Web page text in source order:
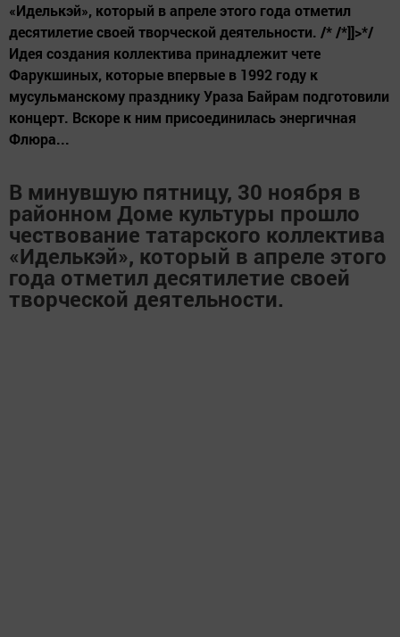
«Иделькэй», который в апреле этого года отметил
десятилетие своей творческой деятельности. /* /*]]>*/
Идея создания коллектива принадлежит чете
Фарукшиных, которые впервые в 1992 году к
мусульманскому празднику Ураза Байрам подготовили
концерт. Вскоре к ним присоединилась энергичная
Флюра...
В минувшую пятницу, 30 ноября в
районном Доме культуры прошло
чествование татарского коллектива
«Иделькэй», который в апреле этого
года отметил десятилетие своей
творческой деятельности.